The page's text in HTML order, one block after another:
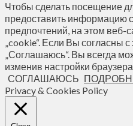
Чтобы сделать посещение
предоставить информацию
предпочтений, на этом веб-
„cookie“. Если Вы согласны
„Соглашаюсь“. Вы всегда
изменив настройки
СОГЛАШАЮСЬ
Privacy & Cookies Policy